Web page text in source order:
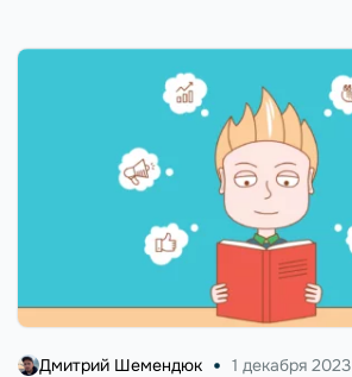
Дмитрий Шемендюк 1 декабря 2023